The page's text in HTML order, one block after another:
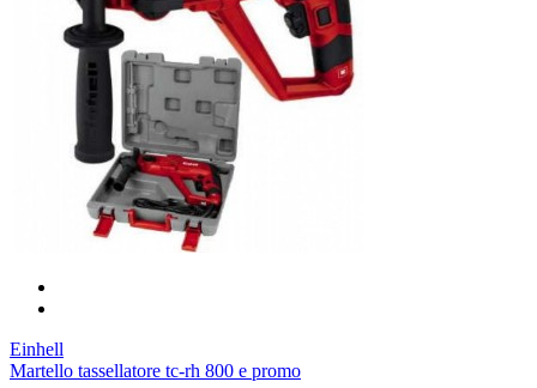
Einhell
Martello tassellatore tc-rh 800 e promo